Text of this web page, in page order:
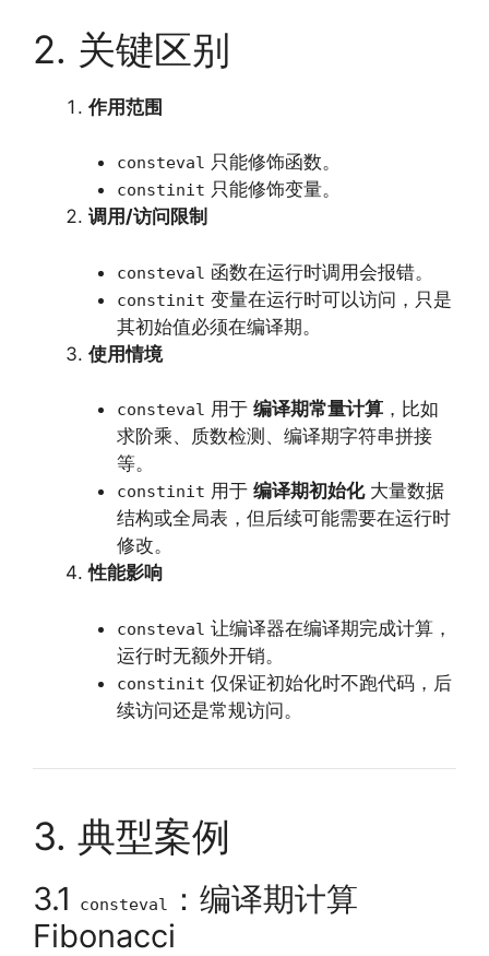
2. 关键区别
作用范围
consteval 只能修饰函数。
constinit 只能修饰变量。
调用/访问限制
consteval 函数在运行时调用会报错。
constinit 变量在运行时可以访问，只是
其初始值必须在编译期。
使用情境
consteval 用于 编译期常量计算，比如
求阶乘、质数检测、编译期字符串拼接
等。
constinit 用于 编译期初始化大量数据
结构或全局表，但后续可能需要在运行时
修改。
性能影响
consteval 让编译器在编译期完成计算，
运行时无额外开销。
constinit 仅保证初始化时不跑代码，后
续访问还是常规访问。
3. 典型案例
3.1 consteval
：编译期计算
Fibonacci